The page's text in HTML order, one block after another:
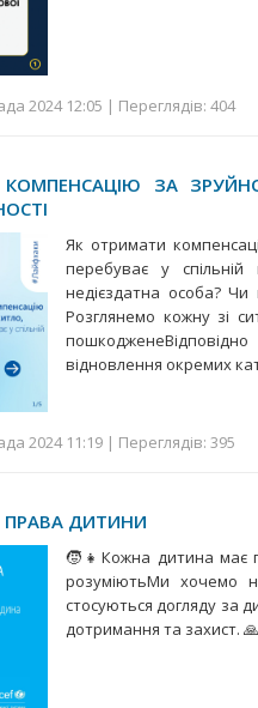
2024 12:05 | Переглядів: 404
ЗА
Як отримати
перебуває у
недієздатна особа? Чи
Розглянемо кожну зі
відновлення окремих
2024 11:19 | Переглядів: 395
ПРАВА ДИТИНИ
🧒👧Кожна дитина має
розуміютьМи хочемо
стосуються догляду за
дотримання та захист.